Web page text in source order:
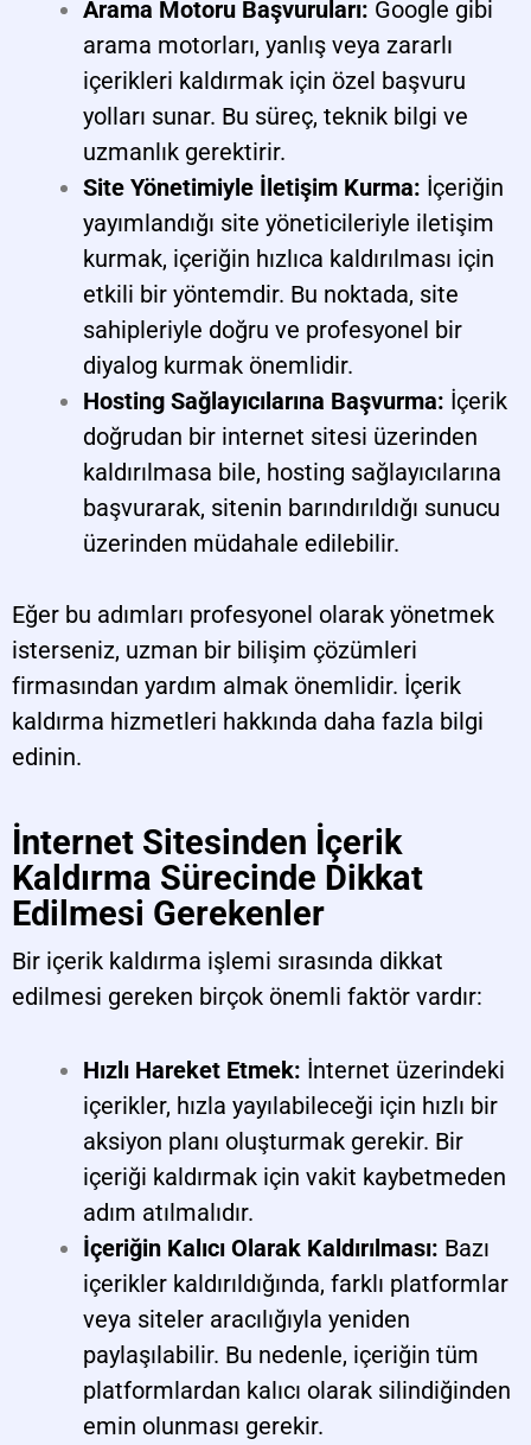
Arama Motoru Başvuruları: Google gibi
arama motorları, yanlış veya zararlı
içerikleri kaldırmak için özel başvuru
yolları sunar. Bu süreç, teknik bilgi ve
uzmanlık gerektirir.
Site Yönetimiyle İletişim Kurma: İçeriğin
yayımlandığı site yöneticileriyle iletişim
kurmak, içeriğin hızlıca kaldırılması için
etkili bir yöntemdir. Bu noktada, site
sahipleriyle doğru ve profesyonel bir
diyalog kurmak önemlidir.
Hosting Sağlayıcılarına Başvurma: İçerik
doğrudan bir internet sitesi üzerinden
kaldırılmasa bile, hosting sağlayıcılarına
başvurarak, sitenin barındırıldığı sunucu
üzerinden müdahale edilebilir.
Eğer bu adımları profesyonel olarak yönetmek
isterseniz, uzman bir bilişim çözümleri
firmasından yardım almak önemlidir. İçerik
kaldırma hizmetleri hakkında daha fazla bilgi
edinin.
İnternet Sitesinden İçerik
Kaldırma Sürecinde Dikkat
Edilmesi Gerekenler
Bir içerik kaldırma işlemi sırasında dikkat
edilmesi gereken birçok önemli faktör vardır:
Hızlı Hareket Etmek: İnternet üzerindeki
içerikler, hızla yayılabileceği için hızlı bir
aksiyon planı oluşturmak gerekir. Bir
içeriği kaldırmak için vakit kaybetmeden
adım atılmalıdır.
İçeriğin Kalıcı Olarak Kaldırılması: Bazı
içerikler kaldırıldığında, farklı platformlar
veya siteler aracılığıyla yeniden
paylaşılabilir. Bu nedenle, içeriğin tüm
platformlardan kalıcı olarak silindiğinden
emin olunması gerekir.